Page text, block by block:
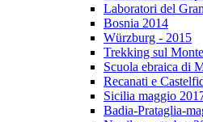
Laboratori del
Bosnia 2014
Würzburg - 2015
Trekking sul
Scuola ebraica di
Recanati e
Sicilia maggio
Badia-Prataglia-